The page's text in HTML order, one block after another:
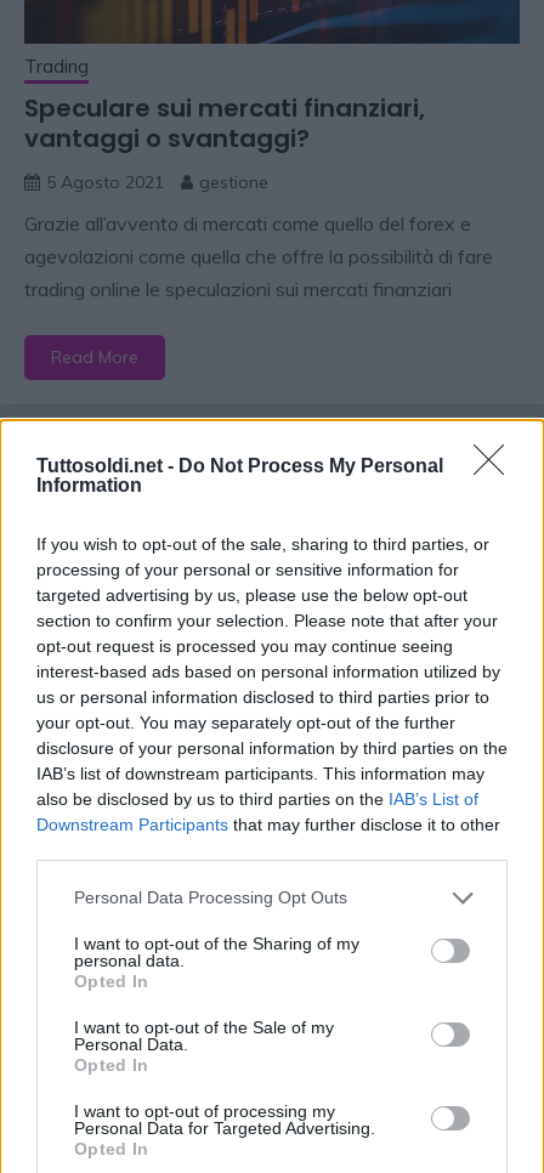
Tuttosoldi.net - Do Not Process My Personal
Information
If you wish to opt-out of the sale, sharing to third parties, or
processing of your personal or sensitive information for
targeted advertising by us, please use the below opt-out
section to confirm your selection. Please note that after your
opt-out request is processed you may continue seeing
interest-based ads based on personal information utilized by
us or personal information disclosed to third parties prior to
your opt-out. You may separately opt-out of the further
disclosure of your personal information by third parties on the
IAB’s list of downstream participants. This information may
also be disclosed by us to third parties on the IAB’s List of
Downstream Participants that may further disclose it to other
Personal Data Processing Opt Outs
I want to opt-out of the Sharing of my
personal data.
Opted In
I want to opt-out of the Sale of my
Personal Data.
Opted In
I want to opt-out of processing my
Personal Data for Targeted Advertising.
Opted In
Trading
Speculare sui mercati finanziari,
vantaggi o svantaggi?
5 Agosto 2021 gestione
Grazie all’avvento di mercati come quello del forex e
agevolazioni come quella che offre la possibilità di fare
trading online le speculazioni sui mercati finanziari
Read More
Forex
Parliamo di mercato delle valute: il
Forex
nella borsa normale e come nella borsa normale si
guadagna e si perde.
Read More